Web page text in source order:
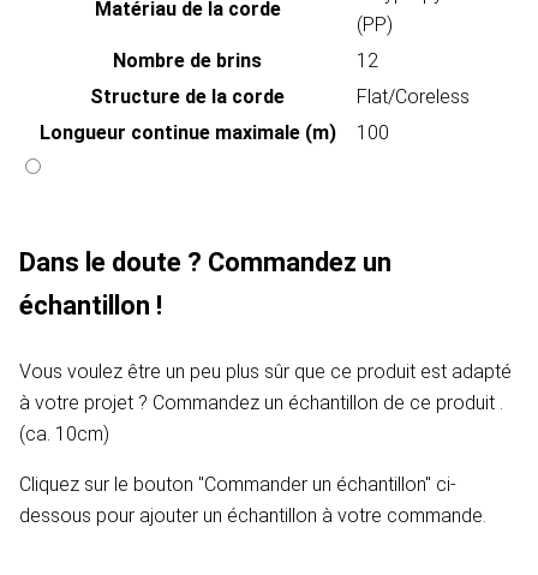
Matériau de la corde
(PP)
Nombre de brins
12
Structure de la corde
Flat/Coreless
Longueur continue maximale (m)
100
Dans le doute ? Commandez un
échantillon !
Vous voulez être un peu plus sûr que ce produit est adapté
à votre projet ? Commandez un échantillon de ce produit .
(ca. 10cm)
Cliquez sur le bouton "Commander un échantillon" ci-
dessous pour ajouter un échantillon à votre commande.